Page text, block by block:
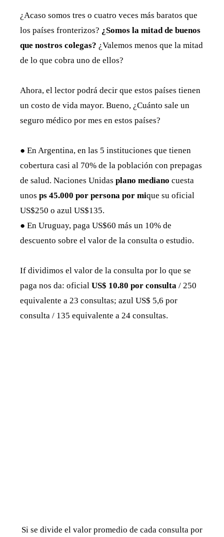
¿Acaso somos tres o cuatro veces más baratos que
los países fronterizos? ¿Somos la mitad de buenos
que nostros colegas? ¿Valemos menos que la mitad
de lo que cobra uno de ellos?
Ahora, el lector podrá decir que estos países tienen
un costo de vida mayor. Bueno, ¿Cuánto sale un
seguro médico por mes en estos países?
● En Argentina, en las 5 instituciones que tienen
cobertura casi al 70% de la población con prepagas
de salud. Naciones Unidas plano mediano cuesta
unos ps 45.000 por persona por mique su oficial
US$250 o azul US$135.
● En Uruguay, paga US$60 más un 10% de
descuento sobre el valor de la consulta o estudio.
If dividimos el valor de la consulta por lo que se
paga nos da: oficial US$ 10.80 por consulta / 250
equivalente a 23 consultas; azul US$ 5,6 por
consulta / 135 equivalente a 24 consultas.
Si se divide el valor promedio de cada consulta por